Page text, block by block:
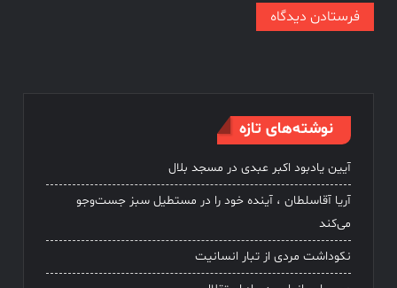
نوشته‌های تازه
آیین یادبود اکبر عبدی در مسجد بلال
آریا آقاسلطان ، آینده خود را در مستطیل سبز جست‌وجو
می‌کند
نکوداشت مردی از تبار انسانیت